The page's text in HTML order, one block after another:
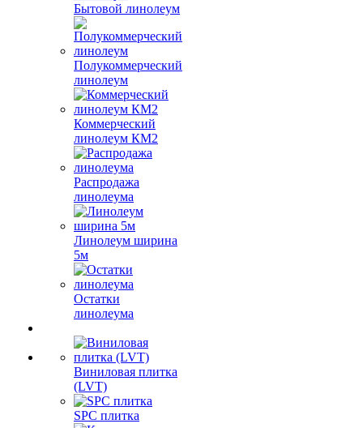
Бытовой линолеум
Полукоммерческий
линолеум
Коммерческий
линолеум КМ2
Распродажа
линолеума
Линолеум ширина
5м
Остатки
линолеума
Виниловая плитка
(LVT)
SPC плитка